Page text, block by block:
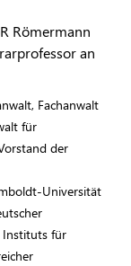
Römermann
an
Fachanwalt
für
der
Universität
Instituts für